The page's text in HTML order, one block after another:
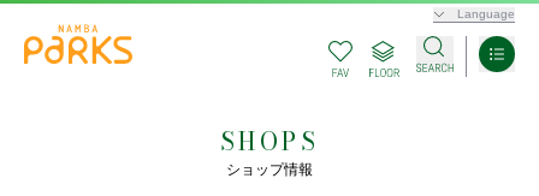
Language
SHOPS
ショップ情報